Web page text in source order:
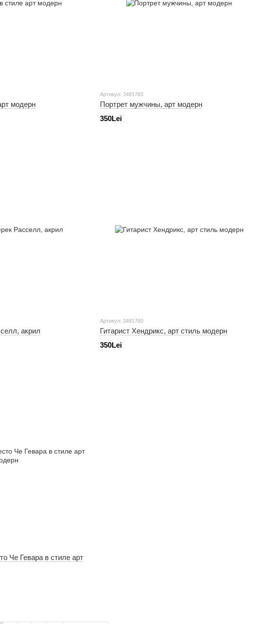
модерн
Артикул: 3481783
Портрет мужчины, арт модерн
350Lei
акрил
Артикул: 3481780
Гитарист Хендрикс, арт стиль модерн
350Lei
Че Гевара в стиле арт